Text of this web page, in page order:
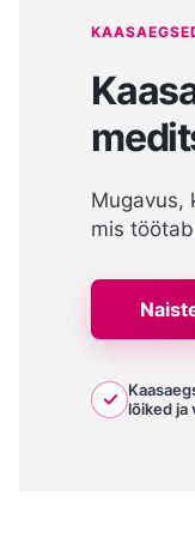
Mugavus,
mis
✓ lõiked ja